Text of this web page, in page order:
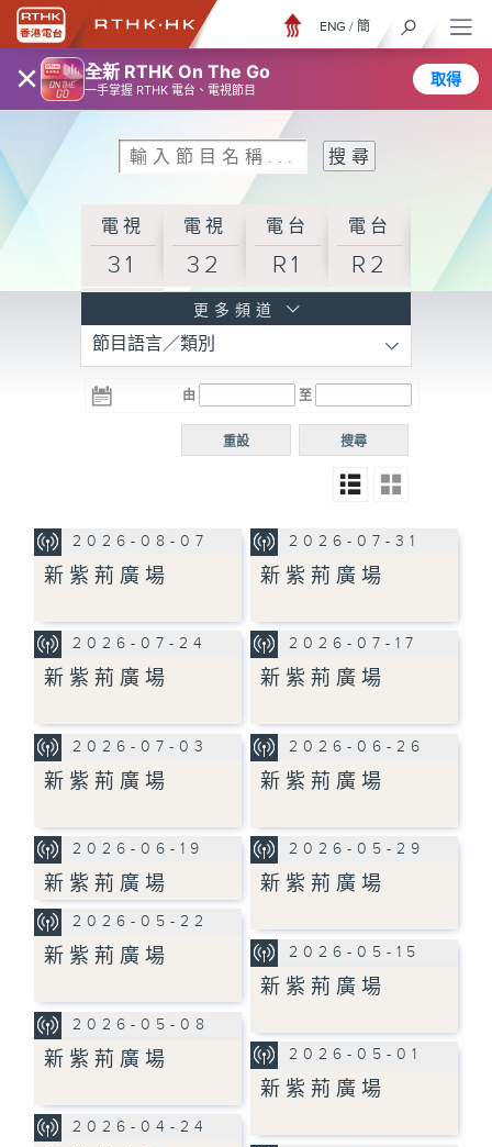
× 全新 RTHK On The Go
一手掌握 RTHK 電台、電視節目
取得
ENG / 簡
電視
31
電視
32
電台
R1
電台
R2
R3
電台 電台
R5
電台
普通
更多頻道
節目語言／類別
由 至
搜尋
重設
2026-08-07
新紫荊廣場
2026-07-31
新紫荊廣場
2026-07-24
新紫荊廣場
2026-07-17
新紫荊廣場
2026-07-03
新紫荊廣場
2026-06-26
新紫荊廣場
2026-06-19
新紫荊廣場
2026-05-29
新紫荊廣場
2026-05-22
新紫荊廣場 2026-05-15
新紫荊廣場
2026-05-08
新紫荊廣場 2026-05-01
新紫荊廣場
2026-04-24